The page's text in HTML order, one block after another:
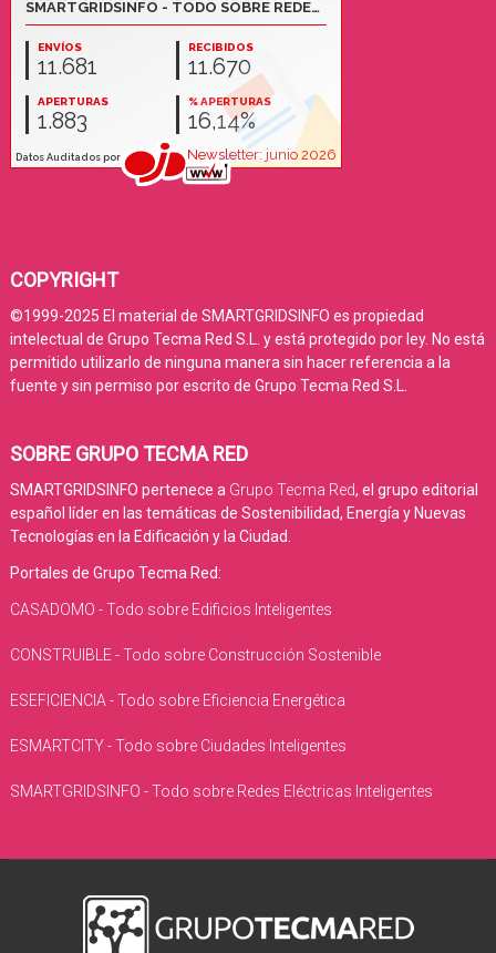
COPYRIGHT
©1999-2025 El material de SMARTGRIDSINFO es propiedad
intelectual de Grupo Tecma Red S.L. y está protegido por ley. No está
permitido utilizarlo de ninguna manera sin hacer referencia a la
fuente y sin permiso por escrito de Grupo Tecma Red S.L.
SOBRE GRUPO TECMA RED
SMARTGRIDSINFO pertenece a Grupo Tecma Red, el grupo editorial
español líder en las temáticas de Sostenibilidad, Energía y Nuevas
Tecnologías en la Edificación y la Ciudad.
Portales de Grupo Tecma Red:
CASADOMO - Todo sobre Edificios Inteligentes
CONSTRUIBLE - Todo sobre Construcción Sostenible
ESEFICIENCIA - Todo sobre Eficiencia Energética
ESMARTCITY - Todo sobre Ciudades Inteligentes
SMARTGRIDSINFO - Todo sobre Redes Eléctricas Inteligentes